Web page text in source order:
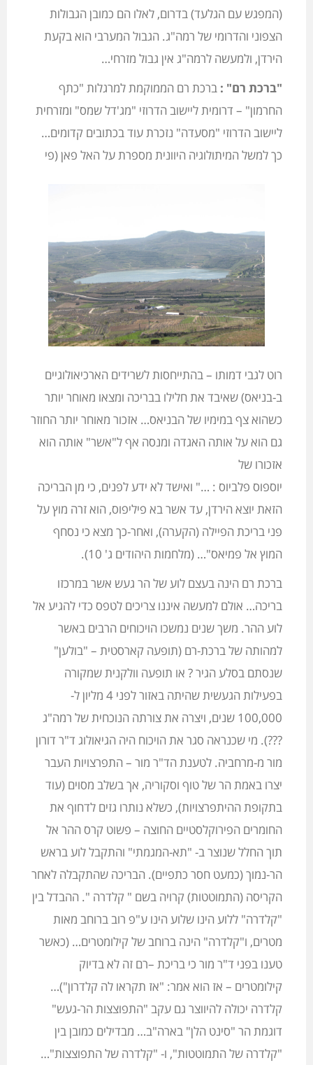
(המפגש עם הגלעד) בדרום, לאלו הם כמובן הגבולות
הצפוני והדרומי של רמה"ג. הגבול המערבי הוא בקעת
הירדן, ולמעשה לרמה"ג אין גבול מזרחי…
"ברכת רם" : ברכת רם הממוקמת למרגלות "כתף
החרמון" – דרומית ליישוב הדרוזי "מג'דל שמס" ומזרחית
ליישוב הדרוזי "מסעדה" נזכרת עוד בכתובים קדומים…
כך למשל המיתולוגיה היוונית מספרת על האל פאן (פי
רוט לגבי דמותו – בהתייחסות לשרידים הארכיאולוגיים
ב-בניאס) שאיבד את חלילו בבריכה ומצאו מאוחר יותר
כשהוא צף במימיו של הבניאס… אזכור מאוחר יותר החוזר
גם הוא על אותה האגדה ומנסה אף ל"אשר" אותה הוא
אזכורו של
יוספוס פלביוס : …" ואישד לא ידע לפנים, כי מן הבריכה
הזאת יוצא הירדן, עד אשר בא פיליפוס, הוא זרה מוץ על
פני בריכת הפיילה (הקערה), ואחר-כך מצא כי נסחף
המוץ אל פמיאס"… (מלחמות היהודים ג' 10).
ברכת רם הינה בעצם לוע של הר געש אשר במרכזו
בריכה… אולם למעשה איננו צריכים לטפס כדי להגיע אל
לוע ההר. משך שנים נמשכו הויכוחים הרבים באשר
למהותה של ברכת-רם (תופעה קארסטית – "בולען"
שנסתם בסלע הגיר ? או תופעה וולקנית שמקורה
בפעילות הגעשית שהיתה באזור לפני 4 מליון ל-
100,000 שנים, ויצרה את צורתה הנוכחית של רמה"ג
???). מי שכנראה סגר את הויכוח היה הגיאולוג ד"ר דורון
מור מ-מרחביה. לטענת הד"ר מור – התפרצויות העבר
יצרו באמת הר של טוף וסקוריה, אך בשלב מסוים (עוד
בתקופת ההיתפרצויות), כשלא נותרו גזים לדחוף את
החומרים הפירוקלסטיים החוצה – פשוט קרס ההר אל
תוך החלל שנוצר ב- "תא-המגמתי" והתקבל לוע בראש
הר-נמוך (כמעט חסר כתפיים). הבריכה שהתקבלה לאחר
הקריסה (התמוטטות) קרויה בשם " קלדרה ". ההבדל בין
"קלדרה" ללוע הינו שלוע הינו ע"פ רוב ברוחב מאות
מטרים, ו"קלדרה" הינה ברוחב של קילומטרים… (כאשר
טענו בפני ד"ר מור כי בריכת –רם זה לא בדיוק
קילומטרים – אז הוא אמר: "אז תקראו לה קלדרון")…
קלדרה יכולה להיווצר גם עקב "התפוצצות הר-געש"
דוגמת הר "סינט הלן" בארה"ב… מבדילים כמובן בין
"קלדרה של התמוטטות", ו- "קלדרה של התפוצצות"…